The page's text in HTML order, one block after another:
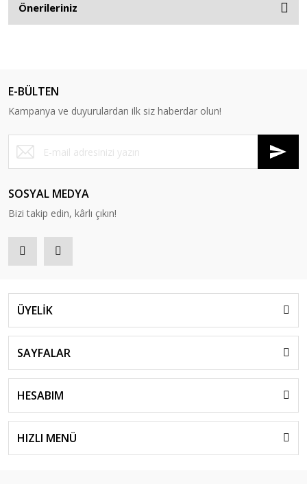
Önerileriniz
E-BÜLTEN
Kampanya ve duyurulardan ilk siz haberdar olun!
SOSYAL MEDYA
Bizi takip edin, kârlı çıkın!
ÜYELİK
SAYFALAR
HESABIM
HIZLI MENÜ